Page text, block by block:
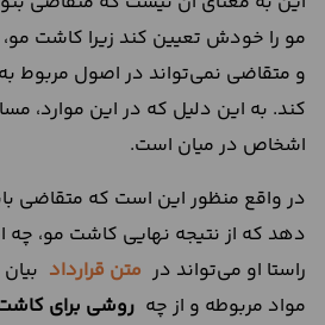
مو را خودش تعیین کند زیرا کاشت
و متقاضی نمی‌تواند در اصول مربوط
کند. به این دلیل که در این موارد،
اشخاص در میان است.
در واقع منظور این است که متقاضی
دهد که از نتیجه نهایی کاشت مو، چه
راستا او می‌تواند در متن قرارداد
مواد مربوطه و از چه روشی برای